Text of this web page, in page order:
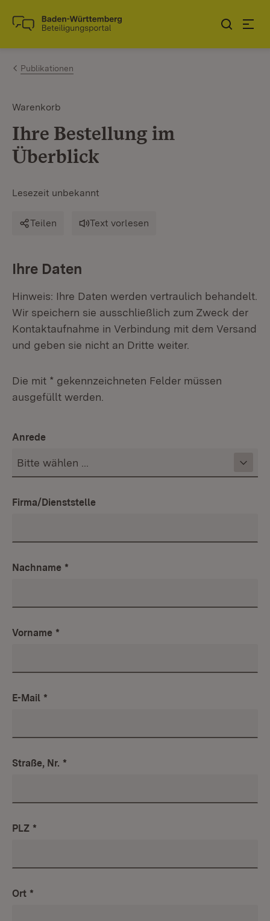
Zum Inhalt springen
Link zur Startseite
Publikationen
Warenkorb
Ihre Bestellung im
Überblick
Lesezeit unbekannt
Teilen Text vorlesen
Ihre Daten
Hinweis: Ihre Daten werden vertraulich behandelt.
Wir speichern sie ausschließlich zum Zweck der
Kontaktaufnahme in Verbindung mit dem Versand
und geben sie nicht an Dritte weiter.
Die mit * gekennzeichneten Felder müssen
ausgefüllt werden.
Anrede
Firma/Dienststelle
Nachname *
Vorname *
E-Mail *
Straße, Nr. *
PLZ *
Ort *